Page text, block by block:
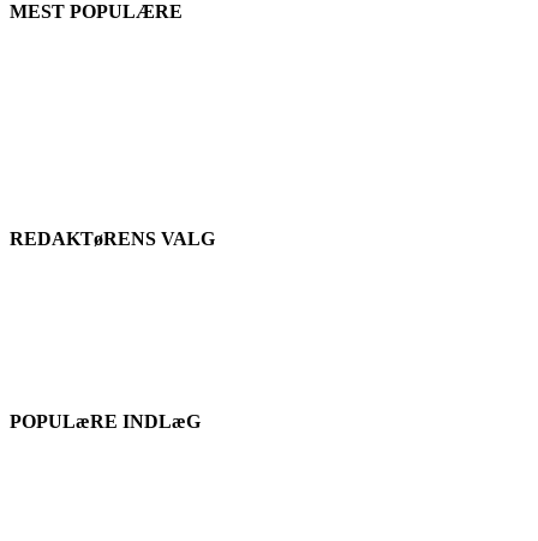
MEST POPULÆRE
REDAKTøRENS VALG
POPULæRE INDLæG